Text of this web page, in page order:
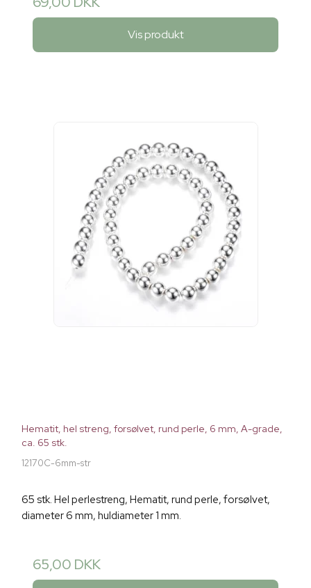
Vis produkt
Hematit, hel streng, forsølvet, rund perle, 6 mm, A-grade,
ca. 65 stk.
12170C-6mm-str
65 stk. Hel perlestreng, Hematit, rund perle, forsølvet,
diameter 6 mm, huldiameter 1 mm.
65,00 DKK